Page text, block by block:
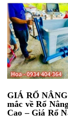
GIÁ RỔ
mắc về Rổ
Cao – Giá Rổ